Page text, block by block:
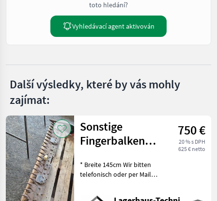
toto hledání?
Vyhledávací agent aktivován
Další výsledky, které by vás mohly
zajímat:
Sonstige
Fingerbalken
750 €
20 % s DPH
625 € netto
* Breite 145cm Wir bitten
telefonisch oder per Mail